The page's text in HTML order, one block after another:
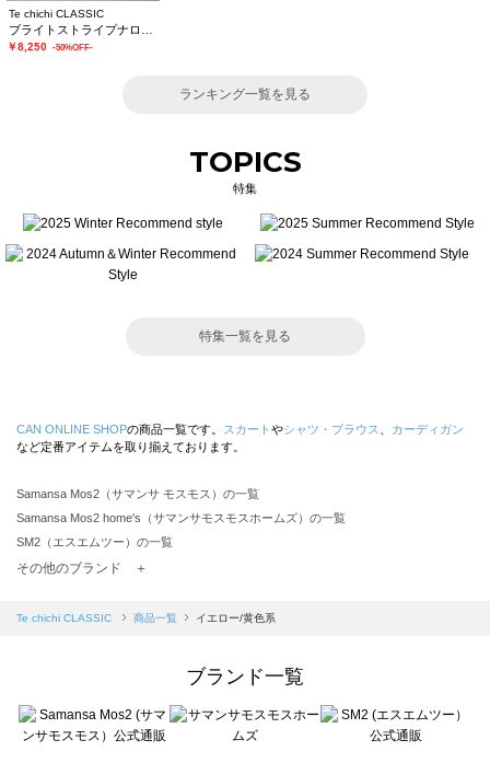
Te chichi CLASSIC
￥8,250 -50%OFF-
ランキング一覧を見る
TOPICS
特集
特集一覧を見る
CAN ONLINE SHOPの商品一覧です。 スカート やシャツ・ブラウス
カーディガン
など定番アイテムを取り揃えております。
Samansa Mos2（サマンサ モスモス）の一覧
Samansa Mos2 home's（サマンサモスモスホームズ）の一覧
SM2（エスエムツー）の一覧
TSUHARU by Samansa Mos2（ツハルバイサマンサモスモス）の一覧
Samansa Mos2 blue（サマンサモスモス ブルー）の一覧
Te chichi（テチチ）の一覧
Te chichi CLASSIC（テチチ クラシック）の一覧
その他のブランド ＋
Te chichi CLASSIC 商品一覧 イエロー/黄色系
ブランド一覧